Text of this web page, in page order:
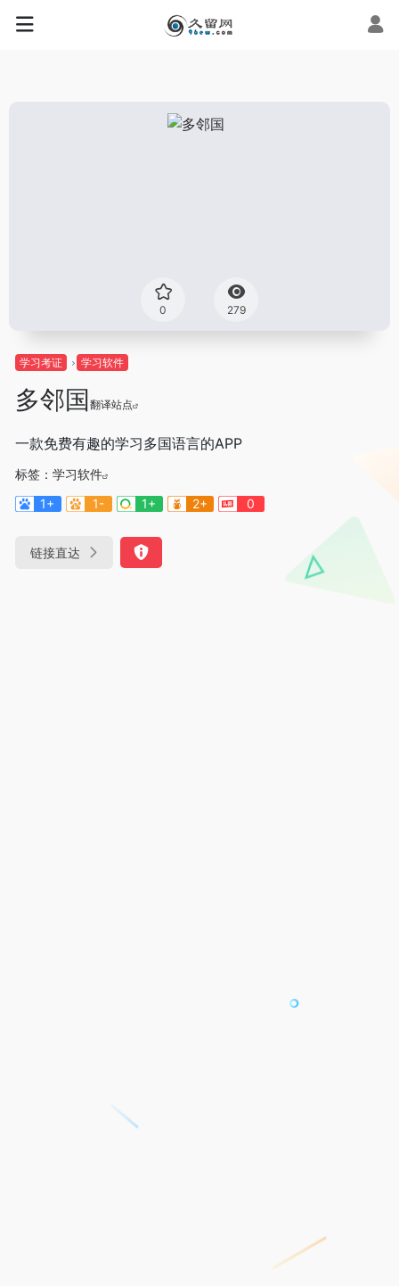
0 279
学习考证 学习软件
多邻国翻译站点
一款免费有趣的学习多国语言的APP
标签： 学习软件
1+
1- 1+ 2+ 0
链接直达